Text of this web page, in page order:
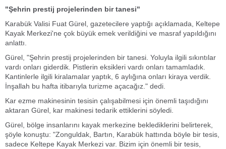
"Şehrin prestij projelerinden bir tanesi"
Karabük Valisi Fuat Gürel, gazetecilere yaptığı açıklamada, Keltepe
Kayak Merkezi'ne çok büyük emek verildiğini ve masraf yapıldığını
anlattı.
Gürel, "Şehrin prestij projelerinden bir tanesi. Yoluyla ilgili sıkıntılar
vardı onları giderdik. Pistlerin eksikleri vardı onları tamamladık.
Kantinlerle ilgili kiralamalar yaptık, 6 aylığına onları kiraya verdik.
İnşallah bu hafta itibarıyla turizme açacağız." dedi.
Kar ezme makinesinin tesisin çalışabilmesi için önemli taşıdığını
aktaran Gürel, kar makinesi tedarik ettiklerini söyledi.
Gürel, bölge insanlarını kayak merkezine beklediklerini belirterek,
şöyle konuştu: "Zonguldak, Bartın, Karabük hattında böyle bir tesis,
sadece Keltepe Kayak Merkezi var. Bizim için önemli bir tesis,